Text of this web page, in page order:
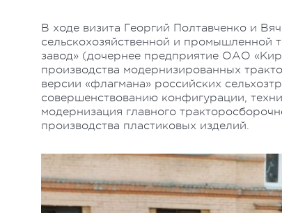
В ходе визита Георгий Полтавченко и
сельскохозяйственной и промышленной
завод» (дочернее предприятие ОАО
производства модернизированных
версии «флагмана» российских
совершенствованию конфигурации,
модернизация главного
производства пластиковых изделий.